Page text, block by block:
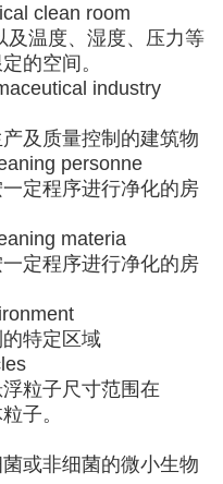
clean room
及温度、湿度、压力等
的空间。
industry
及质量控制的建筑物
personne
定程序进行净化的房
materia
定程序进行净化的房
特定区域
粒子尺寸范围在
子。
或非细菌的微小生物